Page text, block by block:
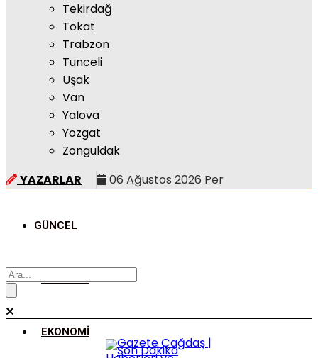
Tekirdağ
Tokat
Trabzon
Tunceli
Uşak
Van
Yalova
Yozgat
Zonguldak
YAZARLAR
06 Ağustos 2026 Per
GÜNCEL
POLITIKA
EKONOMI